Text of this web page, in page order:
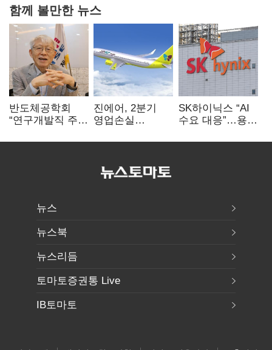
함께 볼만한 뉴스
반도체공학회
“연구개발직 주
개선해야”
진에어, 2분기
영업손실
상승 여파
SK하이닉스 “AI
수요 대응”…용인
투자
뉴스
뉴스북
뉴스리듬
토마토증권통 Live
IB토마토